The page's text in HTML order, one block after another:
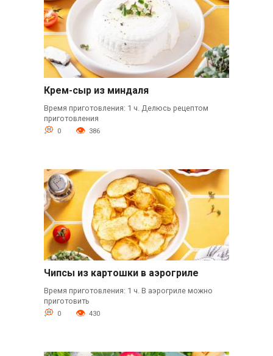
Крем-сыр из миндаля
Время приготовления: 1 ч. Делюсь рецептом
приготовления
0 386
Чипсы из картошки в аэрогриле
Время приготовления: 1 ч. В аэрогриле можно
приготовить
0 430